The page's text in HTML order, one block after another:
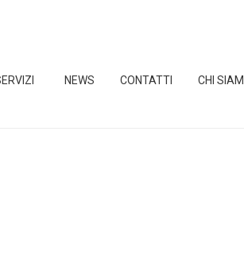
NEWS CONTATTI CHI